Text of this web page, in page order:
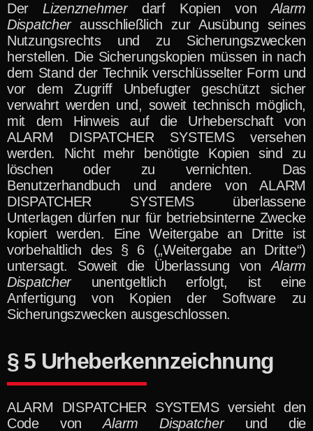
Der Lizenznehmerdarf Kopien vonAlarm
Dispatcherausschließlich zur Ausübung seines
Nutzungsrechts und zu Sicherungszwecken
herstellen. Die Sicherungskopien müssen in nach
dem Stand der Technik verschlüsselter Form und
vor dem Zugriff Unbefugter geschützt sicher
verwahrt werden und, soweit technisch möglich,
mit dem Hinweis auf die Urheberschaft von
ALARM DISPATCHER SYSTEMS versehen
werden. Nicht mehr benötigte Kopien sind zu
löschen oder zu vernichten. Das
Benutzerhandbuch und andere von ALARM
DISPATCHER SYSTEMS überlassene
Unterlagen dürfen nur für betriebsinterne Zwecke
kopiert werden. Eine Weitergabe an Dritte ist
vorbehaltlich des § 6 („Weitergabe an Dritte“)
untersagt. Soweit die Überlassung vonAlarm
Dispatcher unentgeltlich erfolgt, ist eine
Anfertigung von Kopien der Software zu
Sicherungszwecken ausgeschlossen.
§ 5 Urheberkennzeichnung
ALARM DISPATCHER SYSTEMS versieht den
Code vonAlarm Dispatcher und die